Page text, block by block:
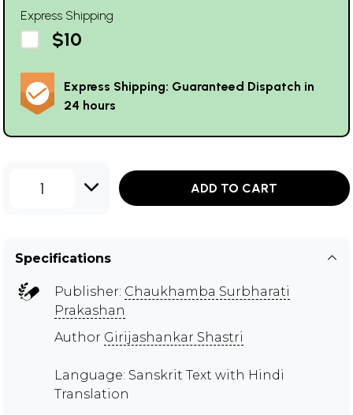
Express Shipping
$10
Express Shipping: Guaranteed Dispatch in
24 hours
1 ADD TO CART
Specifications
Publisher: Chaukhamba Surbharati
Prakashan
Author Girijashankar Shastri
Language: Sanskrit Text with Hindi
Translation